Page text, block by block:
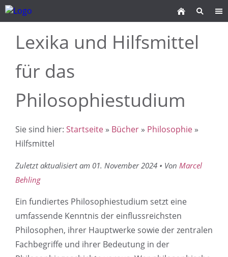
Lexika und Hilfsmittel
für das
Philosophiestudium
Sie sind hier: Startseite » Bücher » Philosophie »
Hilfsmittel
Zuletzt aktualisiert am 01. November 2024 • Von Marcel
Behling
Ein fundiertes Philosophiestudium setzt eine
umfassende Kenntnis der einflussreichsten
Philosophen, ihrer Hauptwerke sowie der zentralen
Fachbegriffe und ihrer Bedeutung in der